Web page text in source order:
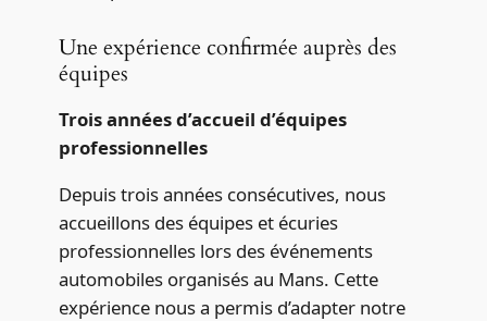
Une expérience confirmée auprès des
équipes
Trois années d’accueil d’équipes
professionnelles
Depuis trois années consécutives, nous
accueillons des équipes et écuries
professionnelles lors des événements
automobiles organisés au Mans. Cette
expérience nous a permis d’adapter notre